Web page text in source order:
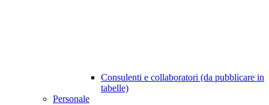
Consulenti e collaboratori (da pubblicare in
tabelle)
Personale